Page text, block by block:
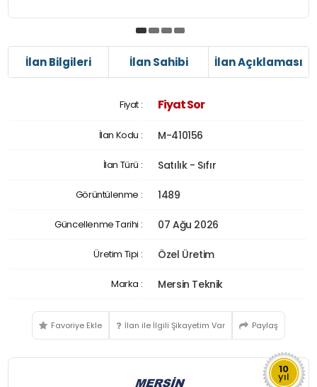
İlan Bilgileri İlan Sahibi İlan Açıklaması
Fiyat : Fiyat Sor
İlan Kodu : M-410156
İlan Türü : Satılık - Sıfır
Görüntülenme : 1489
Güncellenme Tarihi : 07 Ağu 2026
Üretim Tipi : Özel Üretim
Marka : Mersin Teknik
Favoriye Ekle İlan ile İlgili Şikayetim Var Paylaş
10
yıl